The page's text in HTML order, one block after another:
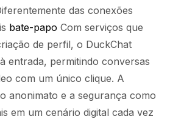
das conexões
bate-papo Com serviços que
de perfil, o DuckChat
entrada, permitindo conversas
com um único clique. A
anonimato e a segurança como
em um cenário digital cada vez